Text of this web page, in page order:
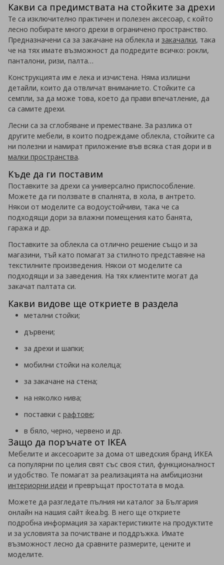
Какви са предимствата на стойките за дрехи
Те са изключително практичен и полезен аксесоар, с който
лесно побирате много дрехи в ограничено пространство.
Предназначени са за закачане на облекла и закачалки, така
че на тях имате възможност да подредите всичко: рокли,
панталони, ризи, палта…
Конструкцията им е лека и изчистена. Няма излишни
детайли, които да отвличат вниманието. Стойките са
семпли, за да може това, което да прави впечатление, да
са самите дрехи.
Лесни са за сглобяване и преместване. За разлика от
другите мебели, в които подреждаме облекла, стойките са
ни полезни и намират приложение във всяка стая дори и в
малки пространства.
Къде да ги поставим
Поставките за дрехи са универсално приспособление.
Можете да ги ползвате в спалнята, в хола, в антрето.
Някои от моделите са водоустойчиви, така че са
подходящи дори за влажни помещения като банята,
гаража и др.
Поставките за облекла са отлично решение също и за
магазини, тъй като помагат за стилното представяне на
текстилните произведения. Някои от моделите са
подходящи и за заведения. На тях клиентите могат да
закачат палтата си.
Какви видове ще откриете в раздела
метални стойки;
дървени;
за дрехи и шапки;
мобилни стойки на колелца;
за закачане на стена;
на няколко нива;
поставки с рафтове;
в бяло, черно, червено и др.
Защо да поръчате от IKEA
Мебелите и аксесоарите за дома от шведския бранд ИКЕА
са популярни по целия свят със своя стил, функционалност
и удобство. Те помагат за реализацията на амбициозни
интериорни идеи и превръщат простотата в мода.
Можете да разгледате пълния ни каталог за България
онлайн на нашия сайт ikea.bg. В него ще откриете
подробна информация за характеристиките на продуктите
и за условията за почистване и поддръжка. Имате
възможност лесно да сравните размерите, цените и
моделите.